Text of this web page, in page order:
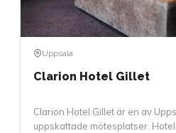
Uppsala
Clarion Hotel Gillet
Clarion Hotel Gillet är en av
uppskattade mötesplatser.